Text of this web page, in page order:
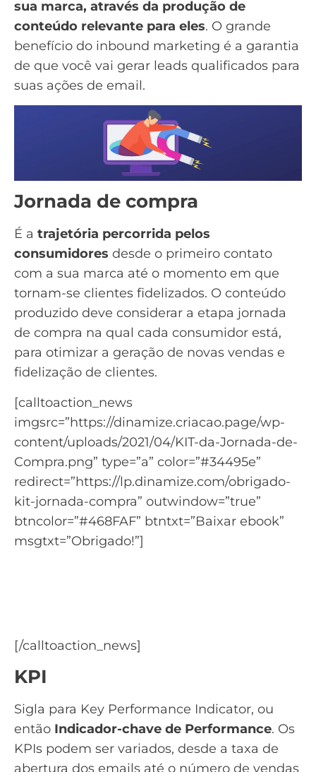
sua marca, através da produção de
conteúdo relevante para eles. O grande
benefício do inbound marketing é a garantia
de que você vai gerar leads qualificados para
suas ações de email.
Jornada de compra
É a trajetória percorrida pelos
consumidores desde o primeiro contato
com a sua marca até o momento em que
tornam-se clientes fidelizados. O conteúdo
produzido deve considerar a etapa jornada
de compra na qual cada consumidor está,
para otimizar a geração de novas vendas e
fidelização de clientes.
[calltoaction_news
imgsrc=”https://dinamize.criacao.page/wp-
content/uploads/2021/04/KIT-da-Jornada-de-
Compra.png” type=”a” color=”#34495e”
redirect=”https://lp.dinamize.com/obrigado-
kit-jornada-compra” outwindow=”true”
btncolor=”#468FAF” btntxt=”Baixar ebook”
msgtxt=”Obrigado!”]
[/calltoaction_news]
KPI
Sigla para Key Performance Indicator, ou
então Indicador-chave de Performance. Os
KPIs podem ser variados, desde a taxa de
abertura dos emails até o número de vendas